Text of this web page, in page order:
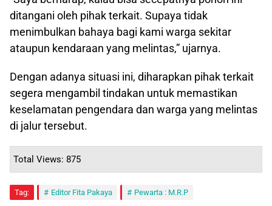
ditangani oleh pihak terkait. Supaya tidak
menimbulkan bahaya bagi kami warga sekitar
ataupun kendaraan yang melintas,” ujarnya.
Dengan adanya situasi ini, diharapkan pihak terkait
segera mengambil tindakan untuk memastikan
keselamatan pengendara dan warga yang melintas
di jalur tersebut.
Total Views: 875
Tag: Editor Fita Pakaya Pewarta : M.R.P